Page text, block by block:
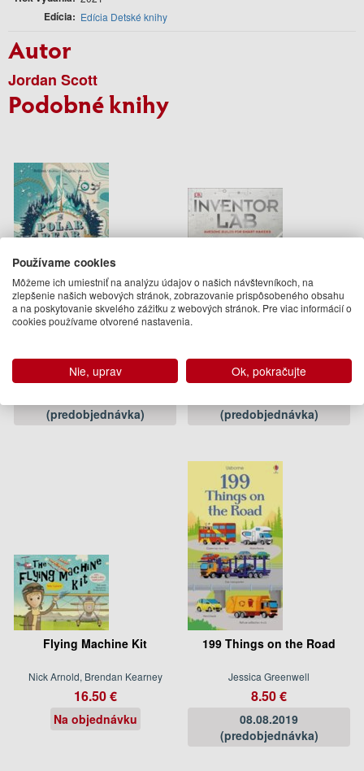
Edícia Edícia Detské knihy
Autor
Jordan Scott
Podobné knihy
The Polar Bear Explorers
9.95 €
(predobjednávka)
18.95 €
(predobjednávka)
Flying Machine Kit
Nick Arnold, Brendan Kearney
16.50 €
Na objednávku
199 Things on the Road
Jessica Greenwell
8.50 €
08.08.2019
(predobjednávka)
Používame cookies
Môžeme ich umiestniť na analýzu údajov o našich návštevníkoch, na
zlepšenie našich webových stránok, zobrazovanie prispôsobeného obsahu
a na poskytovanie skvelého zážitku z webových stránok. Pre viac informácií o
cookies používame otvorené nastavenia.
Nie, uprav Ok, pokračujte